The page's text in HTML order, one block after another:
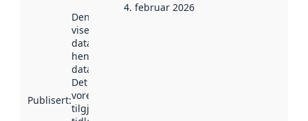
Publisert:
Denne datoen
viser når
datasettet vart
henta inn av
data.norge.no.
Det kan ha
vore
tilgjengeleg
4. februar 2026